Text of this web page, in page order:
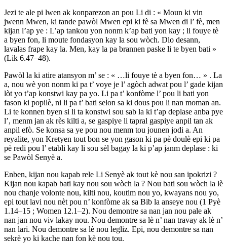
Jezi te ale pi lwen ak konparezon an pou Li di : « Moun ki vin
jwenn Mwen, ki tande pawòl Mwen epi ki fè sa Mwen di l’ fè, men
kijan l’ap ye : L’ap tankou yon nonm k’ap bati yon kay ; li fouye tè
a byen fon, li moute fondasyon kay la sou wòch. Dlo desann,
lavalas frape kay la. Men, kay la pa brannen paske li te byen bati »
(Lik 6.47–48).
Pawòl la ki atire atansyon m’ se : « …li fouye tè a byen fon… » . La
a, nou wè yon nonm ki pa t’ voye je l’ agòch adwat pou l’ gade kijan
lòt yo t’ap konstwi kay pa yo. Li pa t’ konfòme l’ pou li bati yon
fason ki popilè, ni li pa t’ bati selon sa ki dous pou li nan moman an.
Li te konnen byen si li ta konstwi sou sab la ki t’ap deplase anba pye
l’, menm jan ak rès kilti a, se gaspiye li tapral gaspiye anpil tan ak
anpil efò. Se konsa sa ye pou nou menm tou jounen jodi a. An
reyalite, yon Kretyen tout bon se yon gason ki pa pè doulè epi ki pa
pè redi pou l’ etabli kay li sou sèl bagay la ki p’ap janm deplase : ki
se Pawòl Senyè a.
Enben, kijan nou kapab rele Li Senyè ak tout kè nou san ipokrizi ?
Kijan nou kapab bati kay nou sou wòch la ? Nou bati sou wòch la lè
nou chanje volonte nou, kilti nou, koutim nou yo, kwayans nou yo,
epi tout lavi nou nèt pou n’ konfòme ak sa Bib la anseye nou (1 Pyè
1.14–15 ; Women 12.1–2). Nou demontre sa nan jan nou pale ak
nan jan nou viv lakay nou. Nou demontre sa lè n’ nan travay ak lè n’
nan lari. Nou demontre sa lè nou legliz. Epi, nou demontre sa nan
sekrè yo ki kache nan fon kè nou tou.